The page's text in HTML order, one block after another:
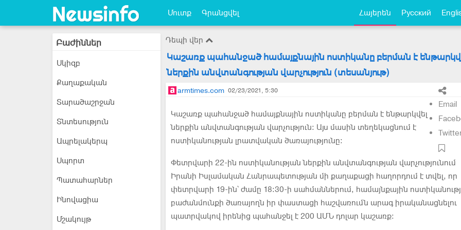
Մուտք Գրանցվել Հայերեն Русский
Բաժիններ
Սկիզբ
Քաղաքական
Տարածաշրջան
Տնտեսություն
Ապրելակերպ
Սպորտ
Պատահարներ
Ինովացիա
Մշակույթ
Դեպի վեր
Կաշառք պահանջած համայքնային ոստիկանը բերման է
ներքին անվտանգության վարչություն (տեսանյութ)
armtimes.com 02/23/2021, 5:30
Email
Կաշառք պահանջած համայքնային ոստիկանը բերման է ենթարկվել
ներքին անվտանգության վարչություն։ Այս մասին տեղեկացնում է
ոստիկանության լրատվական ծառայությունը։
Փետրվարի 22-ին ոստիկանության ներքին անվտանգության վարչությունում
Իրանի Իսլամական Հանրապետության մի քաղաքացի հաղորդում է տվել, որ
փետրվարի 19-ին՝ ժամը 18։30-ի սահմաններում, համայնքային
բաժանմունքի ծառայողն իր փաստացի հաշվառումն արագ իրականացնելու
պատրվակով իրենից պահանջել է 200 ԱՄՆ դոլար կաշառք։